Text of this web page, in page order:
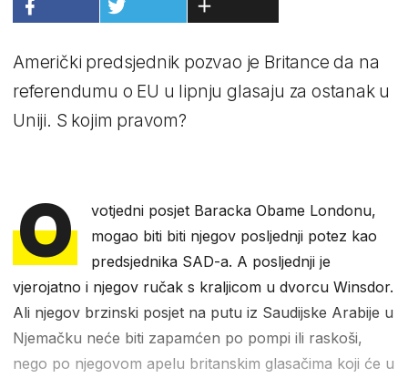
Američki predsjednik pozvao je Britance da na
referendumu o EU u lipnju glasaju za ostanak u
Uniji. S kojim pravom?
O
votjedni posjet Baracka Obame Londonu,
mogao biti biti njegov posljednji potez kao
predsjednika SAD-a. A posljednji je
vjerojatno i njegov ručak s kraljicom u dvorcu Winsdor.
Ali njegov brzinski posjet na putu iz Saudijske Arabije u
Njemačku neće biti zapamćen po pompi ili raskoši,
nego po njegovom apelu britanskim glasačima koji će u